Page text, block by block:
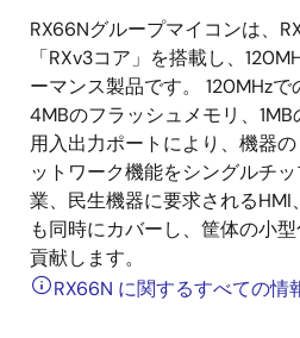
RX66Nグループマイコンは、
「RXv3コア」を搭載し、
ーマンス製品です。 120MHz
4MBのフラッシュメモリ、1MB
用入出力ポートにより、機器
ットワーク機能をシングルチ
業、民生機器に要求される
も同時にカバーし、筐体の小
貢献します。
RX66N に関するすべての情